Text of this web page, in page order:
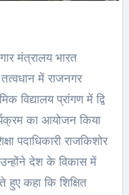
मंत्रालय भारत
में राजनगर
विद्यालय प्रांगण में द्वि
का आयोजन किया
पदाधिकारी राजकिशोर
देश के विकास में
कहा कि शिक्षित